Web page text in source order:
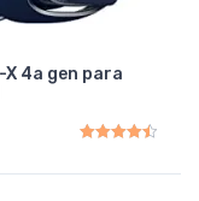
4a gen para